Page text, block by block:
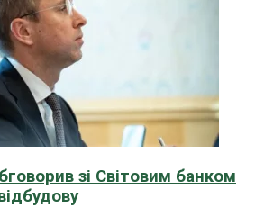
зі Світовим банком